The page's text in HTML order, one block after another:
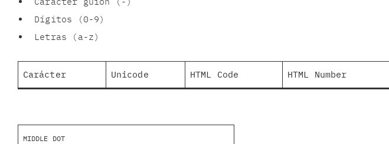
Dígitos (0-9)
Letras (a-z)
Carácter Unicode HTML Code HTML Number
MIDDLE DOT